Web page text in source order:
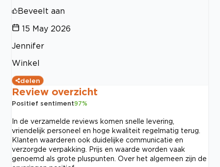
Beveelt aan
15 May 2026
Jennifer
Winkel
delen
Review overzicht
Positief sentiment97%
In de verzamelde reviews komen snelle levering,
vriendelijk personeel en hoge kwaliteit regelmatig terug.
Klanten waarderen ook duidelijke communicatie en
verzorgde verpakking. Prijs en waarde worden vaak
genoemd als grote pluspunten. Over het algemeen zijn de